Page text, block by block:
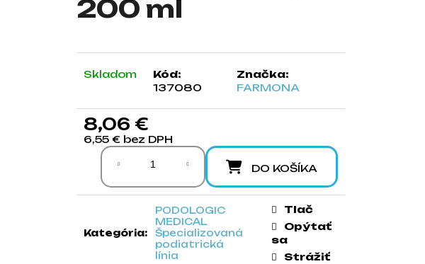
200 ml
Skladom
Kód:
137080
Značka:
FARMONA
8,06 €
6,55 € bez DPH
Jednotková cena:
DO KOŠÍKA
Kategória:
PODOLOGIC
MEDICAL
Špecializovaná
podiatrická
línia
Tlač
Opýtať
sa
Strážiť